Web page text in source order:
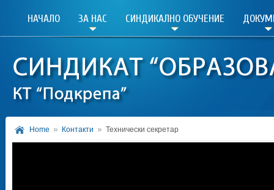
НАЧАЛО ЗА НАС СИНДИКАЛНО ОБУЧЕНИЕ
Home Контакти Технически секретар